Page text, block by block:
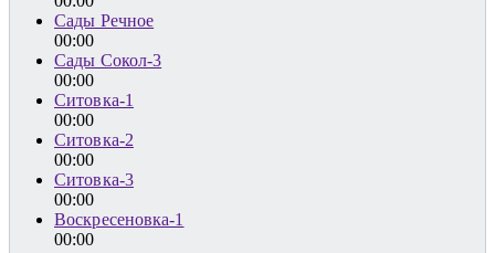
Сады Речное
00:00
Сады Сокол-3
00:00
Ситовка-1
00:00
Ситовка-2
00:00
Ситовка-3
00:00
Воскресеновка-1
00:00